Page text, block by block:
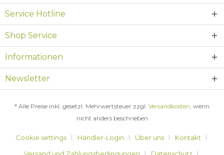
Service Hotline
Shop Service
Informationen
Newsletter
* Alle Preise inkl. gesetzl. Mehrwertsteuer zzgl. Versandkosten, wenn
nicht anders beschrieben
Cookie settings Händler-Login Über uns
Kontakt